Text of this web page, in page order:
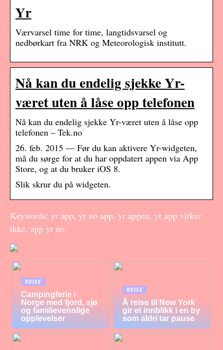
Yr
Værvarsel time for time, langtidsvarsel og
nedbørkart fra NRK og Meteorologisk institutt.
Nå kan du endelig sjekke Yr-
været uten å låse opp telefonen
Nå kan du endelig sjekke Yr-været uten å låse opp
telefonen – Tek.no
26. feb. 2015 — Før du kan aktivere Yr-widgeten,
må du sørge for at du har oppdatert appen via App
Store, og at du bruker iOS 8.
Slik skrur du på widgeten.
Keywords: yr app, yr no app, yr appen, yr app virker
ikke, app yr no
REISE
Campingferie i
Norge med fjord, sjø
og familievennlige
opplevelser
REISE
Å reise til New York
gir et innblikk i en by
som aldri tar pause